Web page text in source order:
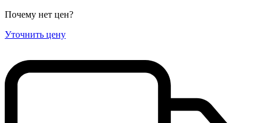
Почему нет цен?
Уточнить цену